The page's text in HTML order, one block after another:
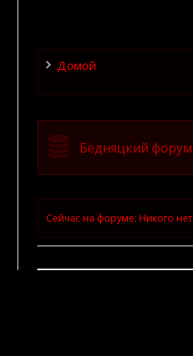
Домой
Бедняцкий форум
Сейчас на форуме: Никого нет